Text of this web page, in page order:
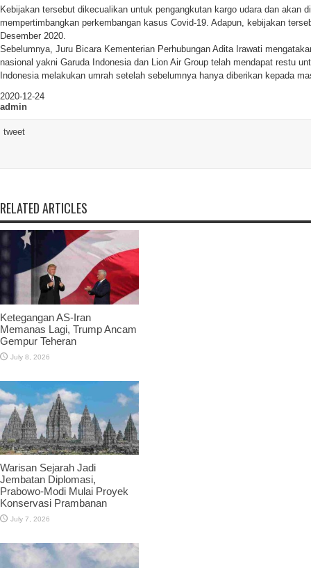
Kebijakan tersebut dikecualikan untuk pengangkutan kargo udara dan akan
mempertimbangkan perkembangan kasus Covid-19. Adapun, kebijakan
Desember 2020.
Sebelumnya, Juru Bicara Kementerian Perhubungan Adita Irawati
nasional yakni Garuda Indonesia dan Lion Air Group telah mendapat restu
Indonesia melakukan umrah setelah sebelumnya hanya diberikan kepada
2020-12-24
admin
tweet
RELATED ARTICLES
Ketegangan AS-Iran
Memanas Lagi, Trump Ancam
Gempur Teheran
July 8, 2026
Warisan Sejarah Jadi
Jembatan Diplomasi,
Prabowo-Modi Mulai Proyek
Konservasi Prambanan
July 7, 2026